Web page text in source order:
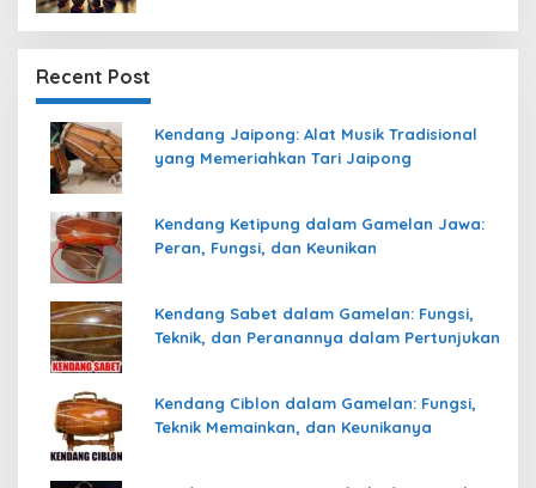
Recent Post
Kendang Jaipong: Alat Musik Tradisional
yang Memeriahkan Tari Jaipong
Kendang Ketipung dalam Gamelan Jawa:
Peran, Fungsi, dan Keunikan
Kendang Sabet dalam Gamelan: Fungsi,
Teknik, dan Peranannya dalam Pertunjukan
Kendang Ciblon dalam Gamelan: Fungsi,
Teknik Memainkan, dan Keunikanya